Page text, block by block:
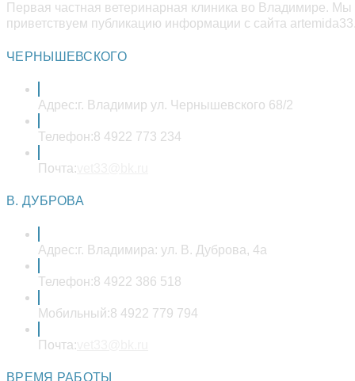
Первая частная ветеринарная клиника во Владимире.
приветствуем публикацию информации с сайта
ЧЕРНЫШЕВСКОГО
Адрес:г. Владимир ул. Чернышевского 68/2
Телефон:8 4922 773 234
Почта:
В. ДУБРОВА
Адрес:г. Владимира: ул. В. Дуброва, 4а
Телефон:8 4922 386 518
Мобильный:8 4922 779 794
Почта:
ВРЕМЯ РАБОТЫ